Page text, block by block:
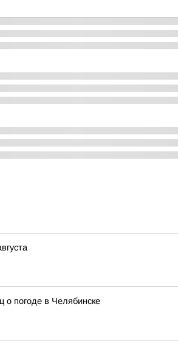
о погоде в Челябинске